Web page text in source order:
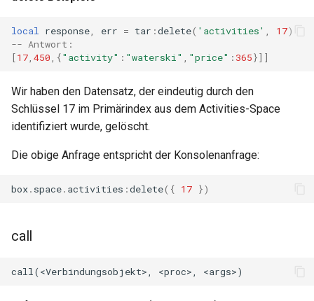
local response err = tar :delete( 'activities' 17)
-- Antwort:
[17 450 ,{"activity" : "waterski" "price" : 365}]]
Wir haben den Datensatz, der eindeutig durch den
Schlüssel 17 im Primärindex aus dem Activities-Space
identifiziert wurde, gelöscht.
Die obige Anfrage entspricht der Konsolenanfrage:
box. space. activities :delete({ 17 })
call